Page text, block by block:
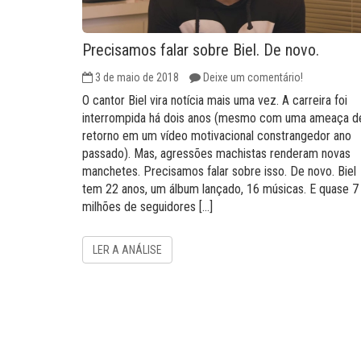
Precisamos falar sobre Biel. De novo.
3 de maio de 2018 Deixe um comentário!
O cantor Biel vira notícia mais uma vez. A carreira foi
interrompida há dois anos (mesmo com uma ameaça
retorno em um vídeo motivacional constrangedor ano
passado). Mas, agressões machistas renderam novas
manchetes. Precisamos falar sobre isso. De novo. Biel
tem 22 anos, um álbum lançado, 16 músicas. E quase 7
milhões de seguidores […]
LER A ANÁLISE